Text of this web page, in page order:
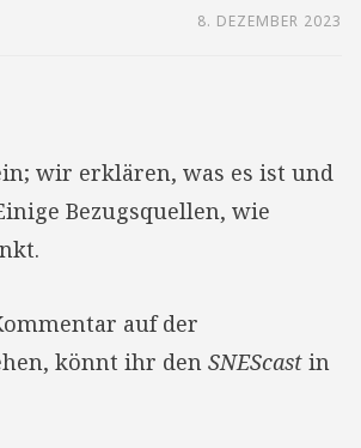
8. DEZEMBER 2023
wir erklären, was es ist und
Bezugsquellen, wie
auf der
könnt ihr den SNEScast in